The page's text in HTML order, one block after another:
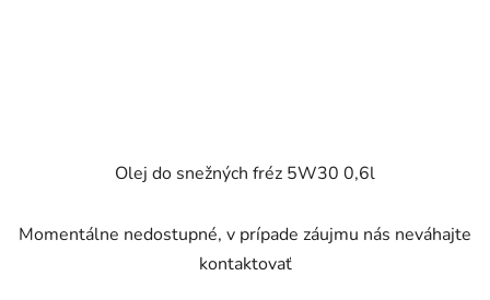
Olej do snežných fréz 5W30 0,6l
Momentálne nedostupné, v prípade záujmu nás neváhajte
kontaktovať